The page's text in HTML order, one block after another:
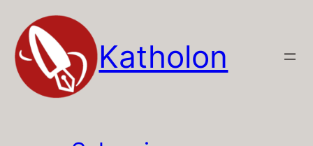
Inhalt
springen
Katholon